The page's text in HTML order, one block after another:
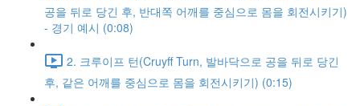
공을 뒤로 당긴 후, 반대쪽 어깨를 중심으로 몸을 회전시키기)
- 경기 예시 (0:08)
2. 크루이프 턴(Cruyff Turn, 발바닥으로 공을 뒤로 당긴
후, 같은 어깨를 중심으로 몸을 회전시키기) (0:15)